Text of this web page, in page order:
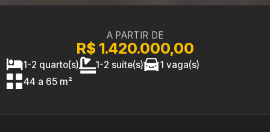
A PARTIR DE
R$ 1.420.000,00
1-2 quarto(s) 1-2 suíte(s)
1 vaga(s)
44 a 65 m²